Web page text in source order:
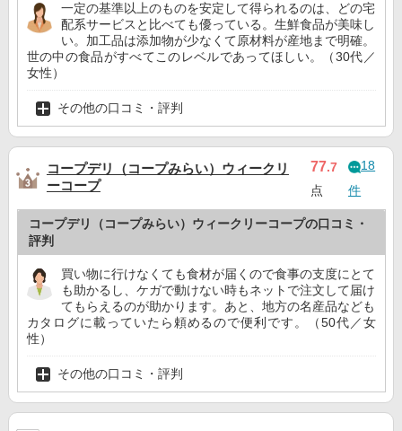
一定の基準以上のものを安定して得られるのは、どの宅
配系サービスと比べても優っている。生鮮食品が美味し
い。加工品は添加物が少なくて原材料が産地まで明確。
世の中の食品がすべてこのレベルであってほしい。（30代／
女性）
その他の口コミ・評判
コープデリ（コープみらい）ウィークリ
ーコープ
77.7
点
18
件
コープデリ（コープみらい）ウィークリーコープの口コミ・
評判
買い物に行けなくても食材が届くので食事の支度にとて
も助かるし、ケガで動けない時もネットで注文して届け
てもらえるのが助かります。あと、地方の名産品なども
カタログに載っていたら頼めるので便利です。（50代／女
性）
その他の口コミ・評判